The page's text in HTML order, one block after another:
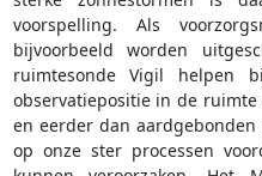
voorspelling. Als
bijvoorbeeld worden
ruimtesonde Vigil helpen
observatiepositie in de
en eerder dan
op onze ster processen